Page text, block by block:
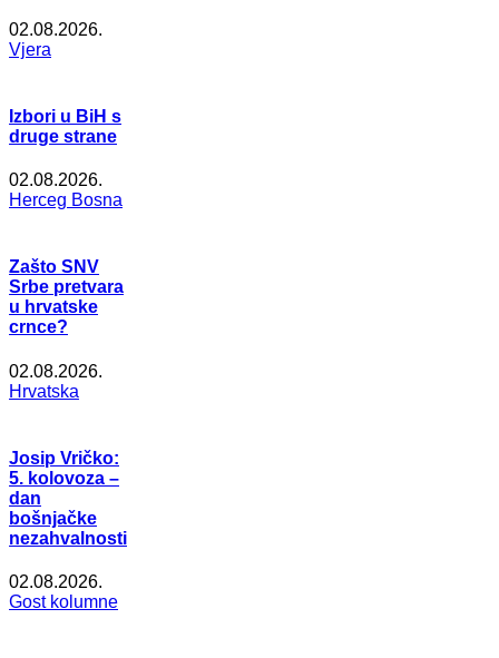
02.08.2026.
Vjera
Izbori u BiH s
druge strane
02.08.2026.
Herceg Bosna
Zašto SNV
Srbe pretvara
u hrvatske
crnce?
02.08.2026.
Hrvatska
Josip Vričko:
5. kolovoza –
dan
bošnjačke
nezahvalnosti
02.08.2026.
Gost kolumne